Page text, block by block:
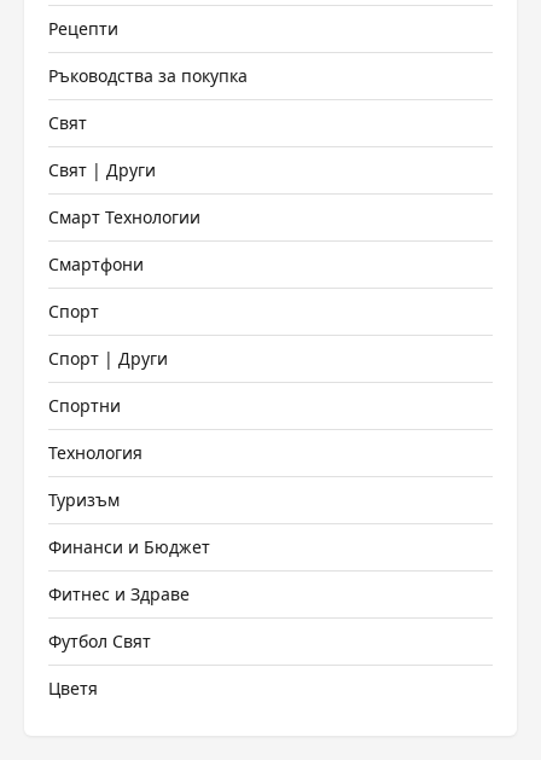
Рецепти
Ръководства за покупка
Свят
Свят | Други
Смарт Технологии
Смартфони
Спорт
Спорт | Други
Спортни
Технология
Туризъм
Финанси и Бюджет
Фитнес и Здраве
Футбол Свят
Цветя